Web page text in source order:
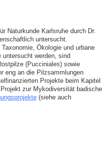
Naturkunde Karlsruhe durch Dr.
untersucht.
Ökologie und urbane
werden, sind
(Pucciniales) sowie
eng an die Pilzsammlungen
Projekte beim Kapitel
zur Mykodiversität
(siehe auch